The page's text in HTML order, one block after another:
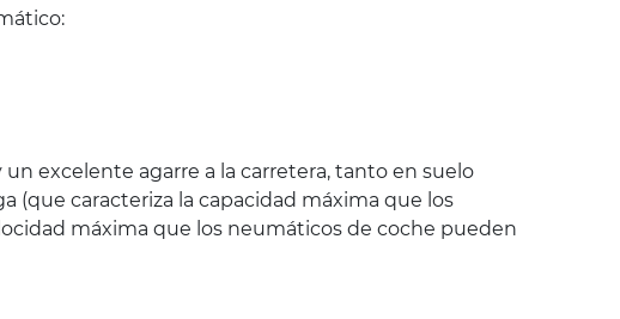
excelente agarre a la carretera, tanto en suelo
(que caracteriza la capacidad máxima que los
máxima que los neumáticos de coche pueden